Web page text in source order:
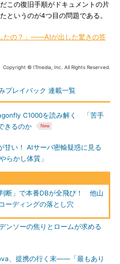
この復旧手順がドキュメントの片
というのが4つ目の問題である。
たの？」――AIが出した驚きの答
Copyright © ITmedia, Inc. All Rights Reserved.
プレイバック 連載一覧
C1000を読み解く 「苦手
きるのか
甘い！ AIサーバ密輸疑惑に見る
らかし体質」
断」で本番DBが全飛び！ 他山
ーディングの落とし穴
ンソーの焦りとロームが求める
、提携の行く末――「最もあり